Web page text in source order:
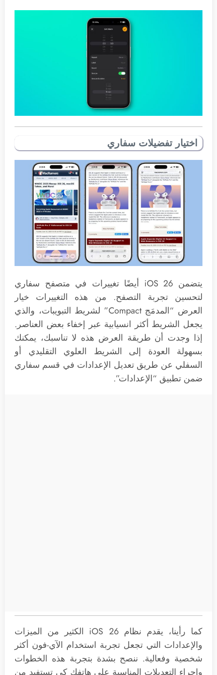
اختيار تفضيلات سفاري
يتضمن iOS 26 أيضًا تغييرات في متصفح سفاري
لتحسين تجربة التصفح. من هذه التغييرات خيار
العرض “المدمَج Compact” لشريط التبويبات، والذي
يجعل الشريط أكثر انسيابية عبر إخفاء بعض العناصر.
إذا وجدت أن طريقة العرض هذه لا تناسبك، يمكنك
بسهولة العودة إلى الشريط العلوي التقليدي أو
السفلي عن طريق تعديل الإعدادات في قسم سفاري
ضمن تطبيق “الإعدادات”.
كما رأينا، يقدم نظام iOS 26 الكثير من الميزات
والإعدادات التي تجعل تجربة استخدام الآي-فون أكثر
شخصية وفعالية. ننصح بشدة بتجربة هذه الخطوات
وإجراء التعديلات المناسبة على هاتفك كي تستفيد من